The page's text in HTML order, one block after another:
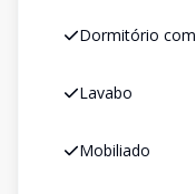
Dormitório
Lavabo
Mobiliado